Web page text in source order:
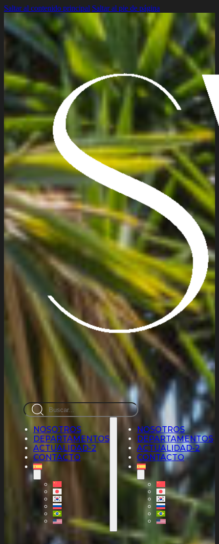
Saltar al contenido principal Saltar al pie de página
Busca
en
NOSOTROS
DEPARTAMENTOS
ACTUALIDAD-2
CONTACTO
NOSOTROS
DEPARTAMENTOS
ACTUALIDAD-2
CONTACTO